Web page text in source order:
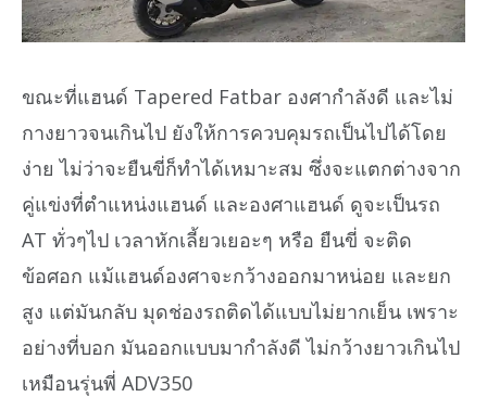
ขณะที่แฮนด์ Tapered Fatbar องศากำลังดี และไม่
กางยาวจนเกินไป ยังให้การควบคุมรถเป็นไปได้โดย
ง่าย ไม่ว่าจะยืนขี่ก็ทำได้เหมาะสม ซึ่งจะแตกต่างจาก
คู่แข่งที่ตำแหน่งแฮนด์ และองศาแฮนด์ ดูจะเป็นรถ
AT ทั่วๆไป เวลาหักเลี้ยวเยอะๆ หรือ ยืนขี่ จะติด
ข้อศอก แม้แฮนด์องศาจะกว้างออกมาหน่อย และยก
สูง แต่มันกลับ มุดช่องรถติดได้แบบไม่ยากเย็น เพราะ
อย่างที่บอก มันออกแบบมากำลังดี ไม่กว้างยาวเกินไป
เหมือนรุ่นพี่ ADV350